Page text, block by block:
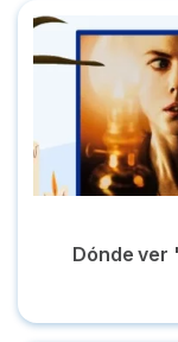
Dónde ver 'Los
Dónde ver